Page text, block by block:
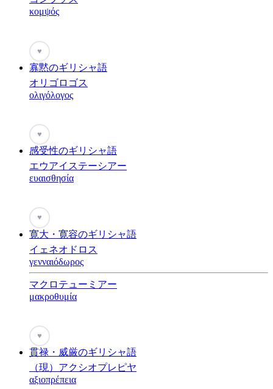
κομψός
♥
寡黙のギリシャ語
オリゴロゴス
ολιγόλογος
♥
感受性のギリシャ語
エウアイステーシアー
ευαισθησία
♥
寛大・寛容のギリシャ語
イェネオドロス
γενναιόδωρος
マクロテューミアー
μακροθυμία
♥
貫禄・威厳のギリシャ語
（現）アクシオプレピヤ
αξιοπρέπεια